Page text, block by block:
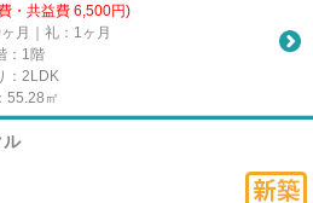
・共益費 6,500円)
月｜礼：1ヶ月
：1階
：2LDK
55.28㎡
ル